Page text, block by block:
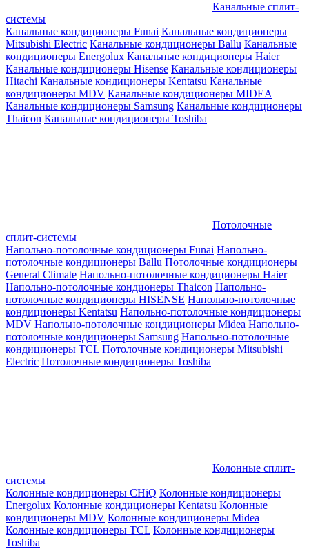
Канальные сплит-
системы
Канальные кондиционеры Funai Канальные кондиционеры
Mitsubishi Electric Канальные кондиционеры Ballu Канальные
кондиционеры Energolux Канальные кондиционеры Haier
Канальные кондиционеры Hisense Канальные кондиционеры
Hitachi Канальные кондиционеры Kentatsu Канальные
кондиционеры MDV Канальные кондиционеры MIDEA
Канальные кондиционеры Samsung Канальные кондиционеры
Thaicon Канальные кондиционеры Toshiba
Потолочные
сплит-системы
Напольно-потолочные кондиционеры Funai Напольно-
потолочные кондиционеры Ballu Потолочные кондиционеры
General Climate Напольно-потолочные кондиционеры Haier
Напольно-потолочные кондионеры Thaicon Напольно-
потолочные кондиционеры HISENSE Напольно-потолочные
кондиционеры Kentatsu Напольно-потолочные кондиционеры
MDV Напольно-потолочные кондиционеры Midea Напольно-
потолочные кондиционеры Samsung Напольно-потолочные
кондиционеры TCL Потолочные кондиционеры Mitsubishi
Electric Потолочные кондиционеры Toshiba
Колонные сплит-
системы
Колонные кондиционеры CHiQ Колонные кондиционеры
Energolux Колонные кондиционеры Kentatsu Колонные
кондиционеры MDV Колонные кондиционеры Midea
Колонные кондиционеры TCL Колонные кондиционеры
Toshiba